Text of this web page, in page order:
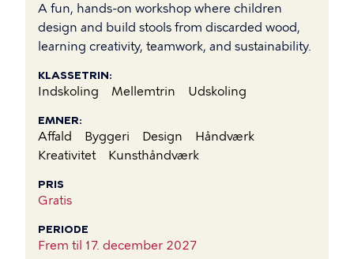
A fun, hands-on workshop where children
design and build stools from discarded wood,
learning creativity, teamwork, and sustainability.
KLASSETRIN
Indskoling Mellemtrin Udskoling
EMNER
Affald Byggeri Design
Håndværk
Kreativitet
Kunsthåndværk
PRIS
Gratis
PERIODE
Frem til 17. december 2027